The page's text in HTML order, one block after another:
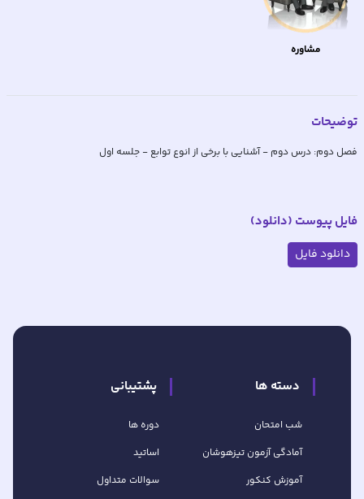
مشاوره
توضیحات
فصل دوم: درس دوم - آشنایی با برخی از انوع توابع - جلسه اول
فایل پیوست (دانلود)
دانلود فایل
دسته ها
شب امتحان
آمادگی آزمون تیزهوشان
آموزش کنکور
پشتیبانی
دوره ها
اساتید
سوالات متداول